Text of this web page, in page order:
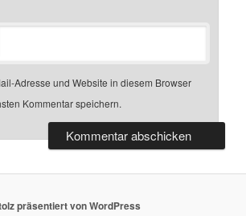
Adresse und Website in diesem Browser
Kommentar speichern.
präsentiert von WordPress